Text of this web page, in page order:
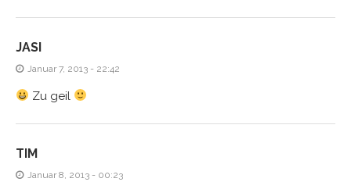
JASI
Januar 7, 2013 - 22:42
Zu geil
TIM
Januar 8, 2013 - 00:23